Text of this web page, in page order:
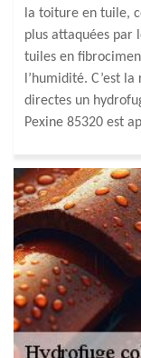
la toiture en tuile,
plus attaquées par
tuiles en
l’humidité. C’est
directes un
Pexine 85320 est